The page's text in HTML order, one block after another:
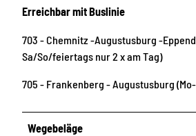
Erreichbar mit Buslinie
703 - Chemnitz -Augustusburg -
Sa/So/feiertags nur 2 x am Tag)
705 - Frankenberg - Augustusburg
Wegebeläge